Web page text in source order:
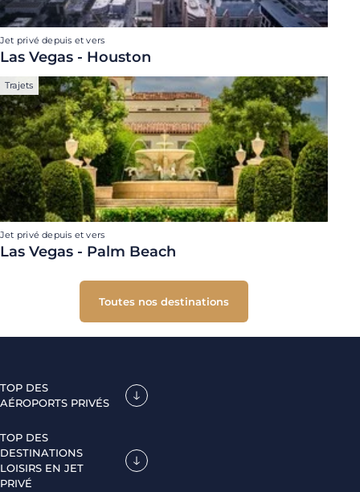
Jet privé depuis et vers
Las Vegas - Houston
Trajets
Jet privé depuis et vers
Las Vegas - Palm Beach
Toutes nos destinations
TOP DES
AÉROPORTS PRIVÉS
TOP DES
DESTINATIONS
LOISIRS EN JET
PRIVÉ